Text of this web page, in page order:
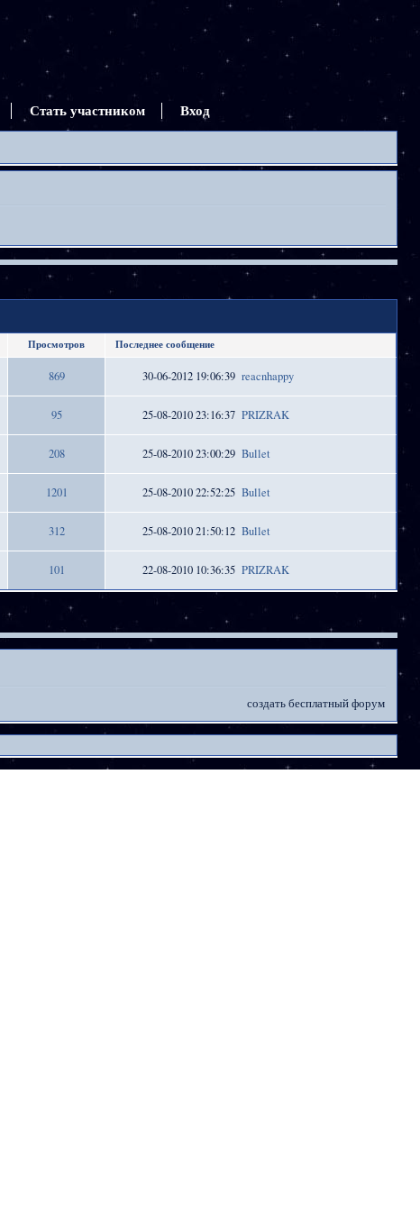
Стать участником Вход
Просмотров
Последнее сообщение
869 30-06-2012 19:06:39 reacnhappy
95 25-08-2010 23:16:37 PRIZRAK
208 25-08-2010 23:00:29 Bullet
1201 25-08-2010 22:52:25 Bullet
312 25-08-2010 21:50:12 Bullet
101 22-08-2010 10:36:35 PRIZRAK
создать бесплатный форум